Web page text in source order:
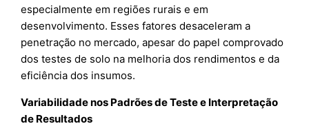
especialmente em regiões rurais e em
desenvolvimento. Esses fatores desaceleram a
penetração no mercado, apesar do papel comprovado
dos testes de solo na melhoria dos rendimentos e da
eficiência dos insumos.
Variabilidade nos Padrões de Teste e Interpretação
de Resultados